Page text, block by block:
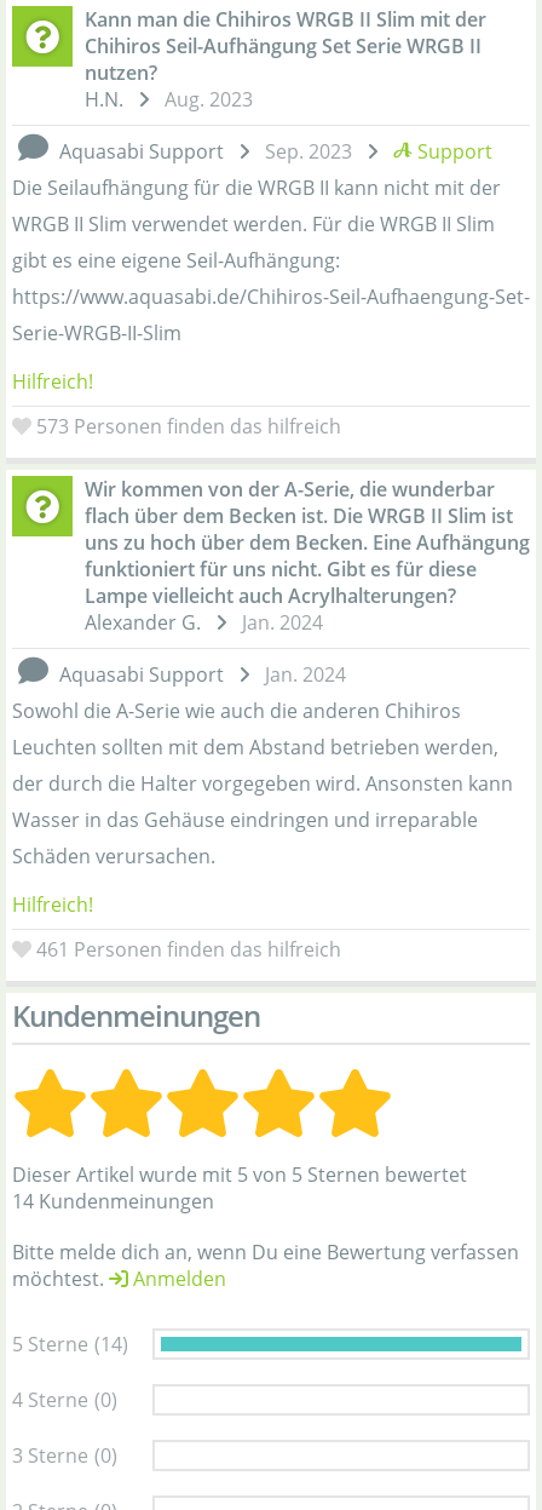
Kann man die Chihiros WRGB II Slim mit der
Chihiros Seil-Aufhängung Set Serie WRGB II
nutzen?
H.N.
Aug. 2023
Aquasabi Support
Sep. 2023
Support
Die Seilaufhängung für die WRGB II kann nicht mit der
WRGB II Slim verwendet werden. Für die WRGB II Slim
gibt es eine eigene Seil-Aufhängung:
https://www.aquasabi.de/Chihiros-Seil-Aufhaengung-Set-
Serie-WRGB-II-Slim
Hilfreich!
573 Personen finden das hilfreich
Wir kommen von der A-Serie, die wunderbar
flach über dem Becken ist. Die WRGB II Slim ist
uns zu hoch über dem Becken. Eine Aufhängung
funktioniert für uns nicht. Gibt es für diese
Lampe vielleicht auch Acrylhalterungen?
Alexander G.
Jan. 2024
Aquasabi Support
Jan. 2024
Sowohl die A-Serie wie auch die anderen Chihiros
Leuchten sollten mit dem Abstand betrieben werden,
der durch die Halter vorgegeben wird. Ansonsten kann
Wasser in das Gehäuse eindringen und irreparable
Schäden verursachen.
Hilfreich!
461 Personen finden das hilfreich
Kundenmeinungen
Dieser Artikel wurde mit 5 von 5 Sternen bewertet
14 Kundenmeinungen
Bitte melde dich an, wenn Du eine Bewertung verfassen
möchtest.
Anmelden
5 Sterne (14)
4 Sterne (0)
3 Sterne (0)